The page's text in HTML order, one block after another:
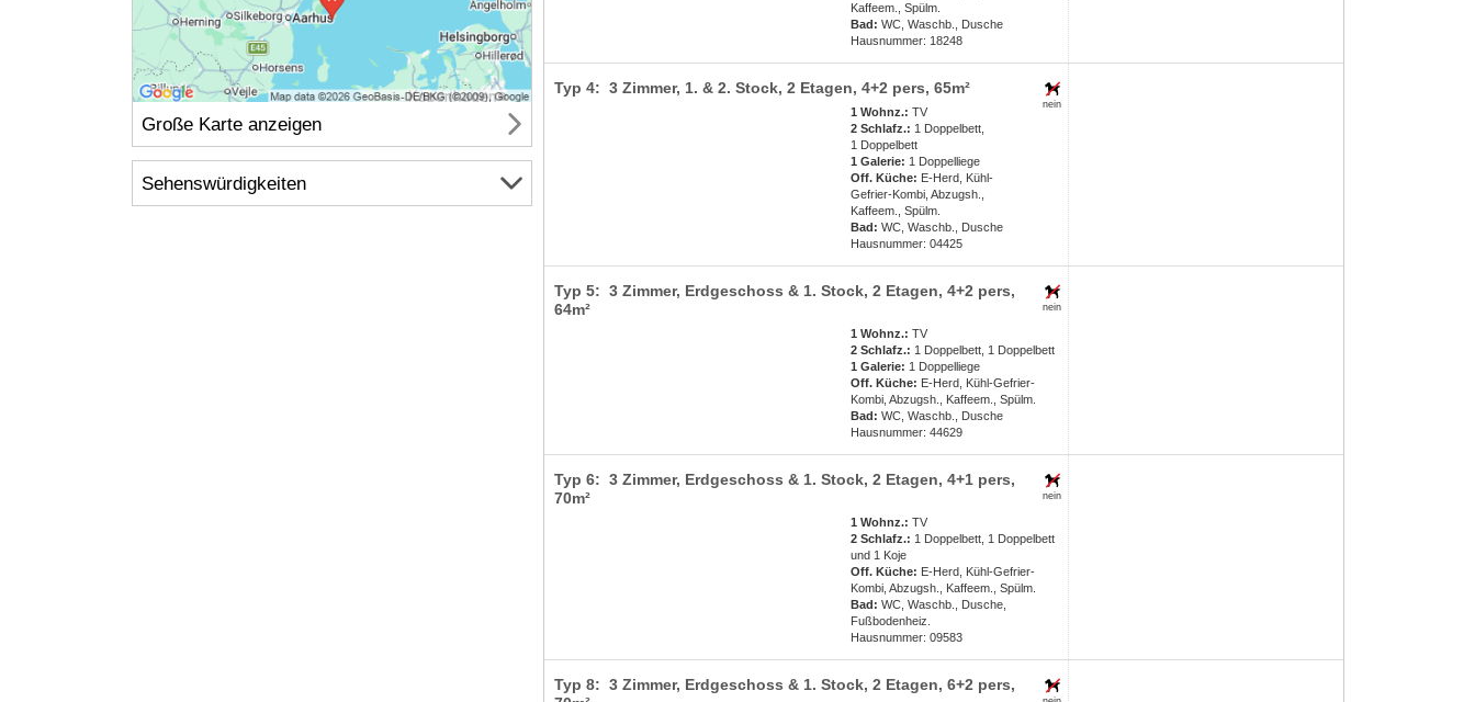
Kaffeem., Spülm.
Bad: WC, Waschb., Dusche
Hausnummer: 18248
nein
Typ 4: 3 Zimmer, 1. & 2. Stock, 2 Etagen, 4+2 pers, 65m²
1 Wohnz.: TV
2 Schlafz.: 1 Doppelbett,
1 Doppelbett
1 Galerie: 1 Doppelliege
Off. Küche: E-Herd, Kühl-
Gefrier-Kombi, Abzugsh.,
Kaffeem., Spülm.
Bad: WC, Waschb., Dusche
Hausnummer: 04425
nein
Typ 5: 3 Zimmer, Erdgeschoss & 1. Stock, 2 Etagen, 4+2 pers,
64m²
1 Wohnz.: TV
2 Schlafz.: 1 Doppelbett, 1 Doppelbett
1 Galerie: 1 Doppelliege
Off. Küche: E-Herd, Kühl-Gefrier-
Kombi, Abzugsh., Kaffeem., Spülm.
Bad: WC, Waschb., Dusche
Hausnummer: 44629
nein
Typ 6: 3 Zimmer, Erdgeschoss & 1. Stock, 2 Etagen, 4+1 pers,
70m²
1 Wohnz.: TV
2 Schlafz.: 1 Doppelbett, 1 Doppelbett
und 1 Koje
Off. Küche: E-Herd, Kühl-Gefrier-
Kombi, Abzugsh., Kaffeem., Spülm.
Bad: WC, Waschb., Dusche,
Fußbodenheiz.
Hausnummer: 09583
Typ 8: 3 Zimmer, Erdgeschoss & 1. Stock, 2 Etagen, 6+2 pers,
Große Karte anzeigen
Sehenswürdigkeiten